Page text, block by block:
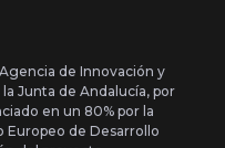
de Innovación y
Junta de Andalucía, por
en un 80% por la
Europeo de Desarrollo